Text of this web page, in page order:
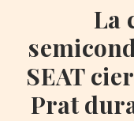
La
SEAT
Prat